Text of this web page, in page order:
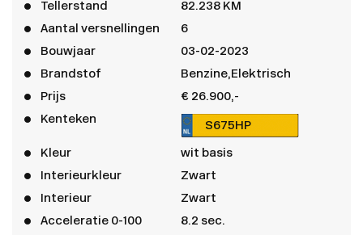
Tellerstand
82.238 KM
Aantal versnellingen
6
Bouwjaar
03-02-2023
Brandstof
Benzine,Elektrisch
Prijs
€ 26.900,-
Kenteken
S675HP
Kleur
wit basis
Interieurkleur
Zwart
Interieur
Zwart
Acceleratie 0-100
8.2 sec.